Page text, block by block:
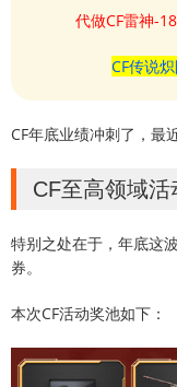
代做CF雷神-
CF传说
CF年底业绩冲刺了，最
CF至高领域
特别之处在于，年底这
券。
本次CF活动奖池如下：